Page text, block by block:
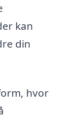
kan
din
hvor